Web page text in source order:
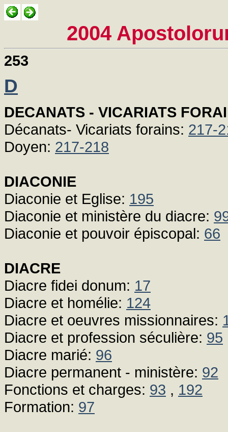
2004
253
D
DECANATS - VICARIATS
Décanats- Vicariats forains: 217-
Doyen: 217-218
DIACONIE
Diaconie et Eglise: 195
Diaconie et ministère du diacre:
Diaconie et pouvoir épiscopal: 66
DIACRE
Diacre fidei donum: 17
Diacre et homélie: 124
Diacre et oeuvres missionnaires:
Diacre et profession séculière: 95
Diacre marié: 96
Diacre permanent - ministère: 92
Fonctions et charges: 93 , 192
Formation: 97